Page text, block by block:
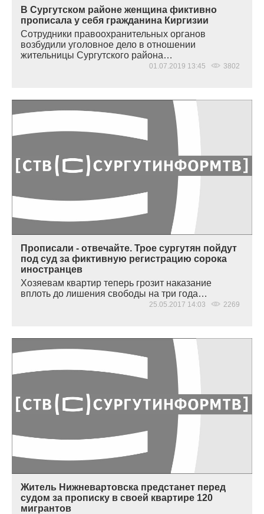
В Сургутском районе женщина фиктивно
прописала у себя гражданина Киргизии
Сотрудники правоохранительных органов
возбудили уголовное дело в отношении
жительницы Сургутского района…
01.07.2019 13:45 3802
Прописали - отвечайте. Трое сургутян пойдут
под суд за фиктивную регистрацию сорока
иностранцев
Хозяевам квартир теперь грозит наказание
вплоть до лишения свободы на три года…
25.05.2017 14:03 2269
Житель Нижневартовска предстанет перед
судом за прописку в своей квартире 120
мигрантов